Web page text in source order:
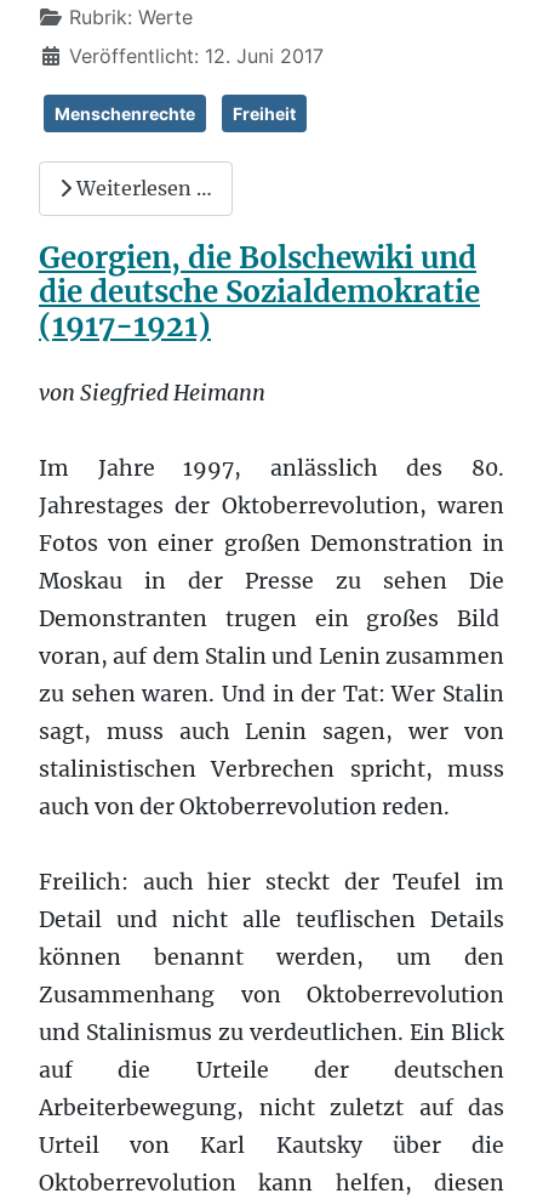
Rubrik: Werte
Veröffentlicht: 12. Juni 2017
Menschenrechte Freiheit
Weiterlesen …
Georgien, die Bolschewiki und
die deutsche Sozialdemokratie
(1917-1921)
von Siegfried Heimann
Im Jahre 1997, anlässlich des 80.
Jahrestages der Oktoberrevolution, waren
Fotos von einer großen Demonstration in
Moskau in der Presse zu sehen Die
Demonstranten trugen ein großes Bild
voran, auf dem Stalin und Lenin zusammen
zu sehen waren. Und in der Tat: Wer Stalin
sagt, muss auch Lenin sagen, wer von
stalinistischen Verbrechen spricht, muss
auch von der Oktoberrevolution reden.
Freilich: auch hier steckt der Teufel im
Detail und nicht alle teuflischen Details
können benannt werden, um den
Zusammenhang von Oktoberrevolution
und Stalinismus zu verdeutlichen. Ein Blick
auf die Urteile der deutschen
Arbeiterbewegung, nicht zuletzt auf das
Urteil von Karl Kautsky über die
Oktoberrevolution kann helfen, diesen